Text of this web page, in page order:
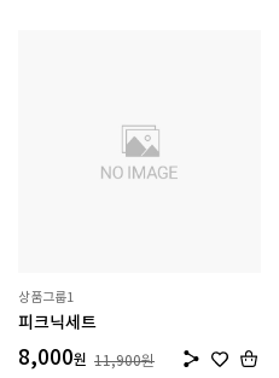
상품그룹1
피크닉세트
8,000원 11,900원